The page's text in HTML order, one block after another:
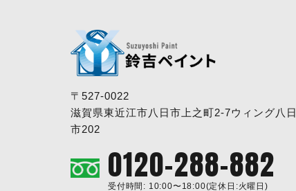
〒527-0022
滋賀県東近江市八日市上之町2-7ウィング八日
市202
0120-288-882
受付時間: 10:00〜18:00(定休日:火曜日)